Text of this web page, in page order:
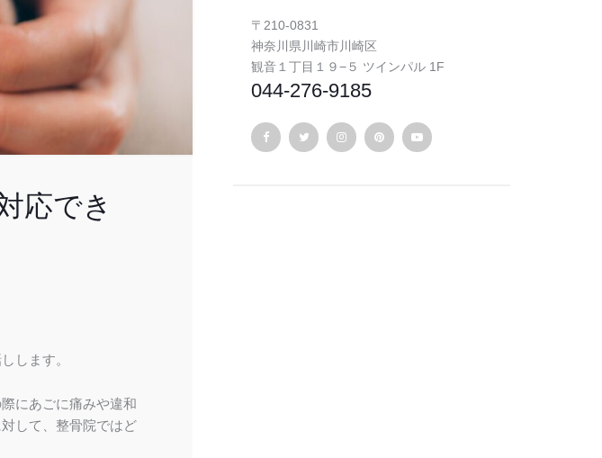
応でき
します。
にあごに痛みや違和
して、整骨院ではど
〒210-0831
神奈川県川崎市川崎区
観音１丁目１９−５ ツインパル 1F
044-276-9185